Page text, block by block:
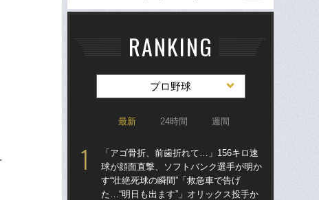
RANKING
プロ野球
最新 24時間 週間
「アゴ骨折、前歯折れて…」156キロ速
球が顔面直撃、ソフトバンク選手が明か
す“壮絶死球の瞬間”「救急車で告げ
た…“明日も出ます”」オリックス投手か